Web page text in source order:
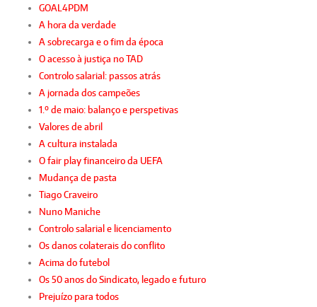
GOAL4PDM
A hora da verdade
A sobrecarga e o fim da época
O acesso à justiça no TAD
Controlo salarial: passos atrás
A jornada dos campeões
1.º de maio: balanço e perspetivas
Valores de abril
A cultura instalada
O fair play financeiro da UEFA
Mudança de pasta
Tiago Craveiro
Nuno Maniche
Controlo salarial e licenciamento
Os danos colaterais do conflito
Acima do futebol
Os 50 anos do Sindicato, legado e futuro
Prejuízo para todos